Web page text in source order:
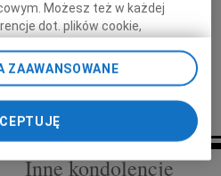
Proszę o modlitwę w Jej intencji
siostra Krystyna z dziećmi i wnukami
Inne kondolencje
Możesz też w każdej
dot. plików cookie,
danych poprzez
w stopce serwisu i
zaawansowane”.
możliwa jest także za
i Agora S.A. możemy
ZAAWANSOWANE